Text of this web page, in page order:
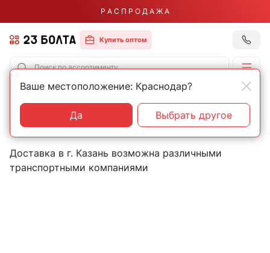
Р А С П Р О Д А Ж А
Купить оптом
Главная Контакты Казань
Пункты выдачи товаров в
городе Казань
Доставка в г. Казань возможна различными
транспортными компаниями
Ваше местоположение: Краснодар?
Да Выбрать другое